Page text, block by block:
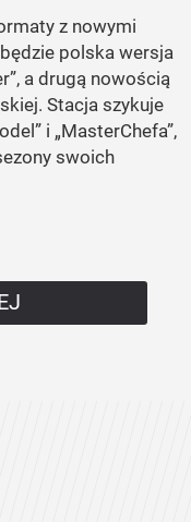
z nowymi
polska wersja
a drugą nowością
Stacja szykuje
i „MasterChefa”,
swoich